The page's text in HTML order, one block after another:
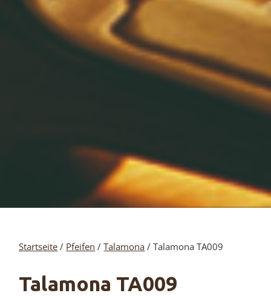
Startseite / Pfeifen /Talamona / Talamona TA009
Talamona TA009